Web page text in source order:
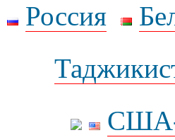
Россия
США-